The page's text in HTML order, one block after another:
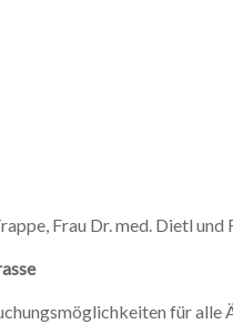
Frau Dr. med. Dietl und
für alle